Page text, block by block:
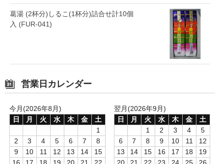
葛湯 (2杯分)しるこ(1杯分)詰合せ計10個
入 (FUR-041)
営業日カレンダー
今月(2026年8月)
日
月 火 水 木 金
土
1
2
3 4 5 6 7
8
9
10 11 12 13 14
15
翌月(2026年9月)
日
月 火 水 木 金
土
1
2 3 4
5
6
7 8 9 10 11
12
13
14 15 16 17 18
19